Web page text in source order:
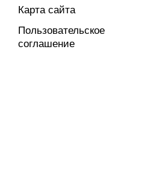
Карта сайта
Пользовательское
соглашение